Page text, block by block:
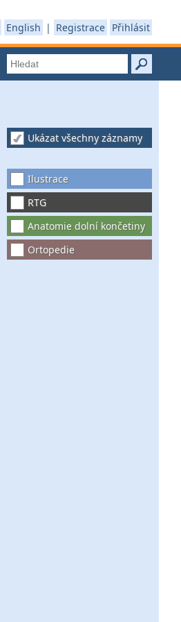
English | Registrace Přihlásit
Ukázat všechny záznamy
Ilustrace
RTG
Anatomie dolní končetiny
Ortopedie